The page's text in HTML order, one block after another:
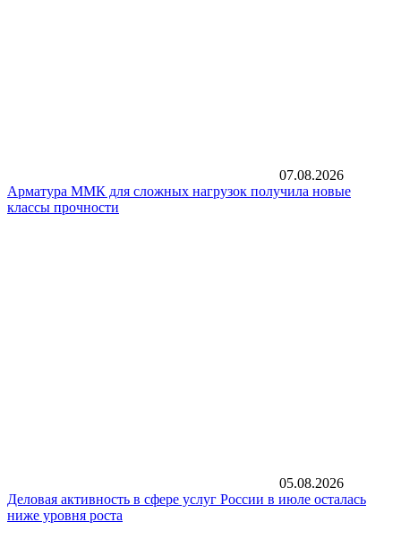
07.08.2026
Арматура ММК для сложных нагрузок получила новые
классы прочности
05.08.2026
Деловая активность в сфере услуг России в июле осталась
ниже уровня роста